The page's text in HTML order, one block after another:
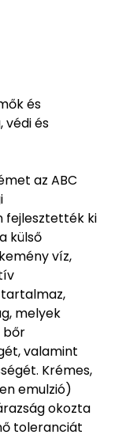
és
védi és
az ABC
fejlesztették ki
külső
víz,
melyek
bőr
valamint
Krémes,
emulzió)
okozta
toleranciát